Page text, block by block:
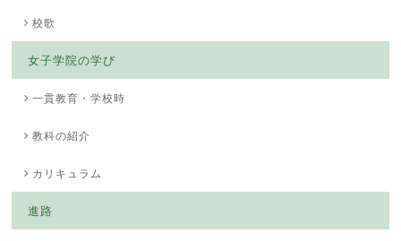
校歌
女子学院の学び
一貫教育・学校時
教科の紹介
カリキュラム
進路